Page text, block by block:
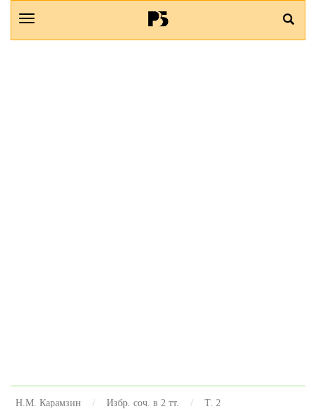
Н.М. Карамзин Избр. соч. в 2 тт.
Т. 2